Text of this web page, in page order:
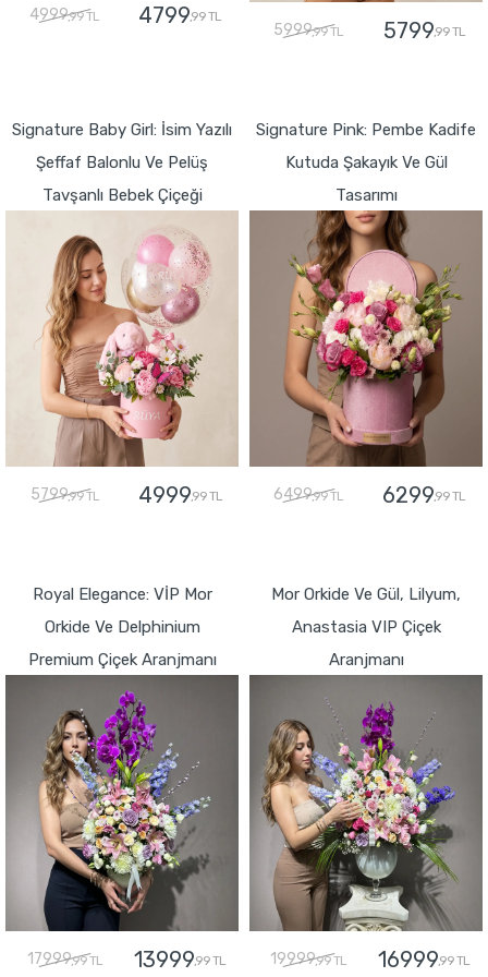
4999,99 TL 4799,99 TL
5999,99 TL 5799,99 TL
Signature Baby Girl: İsim Yazılı
Şeffaf Balonlu Ve Pelüş
Tavşanlı Bebek Çiçeği
5799,99 TL 4999,99 TL
Signature Pink: Pembe Kadife
Kutuda Şakayık Ve Gül
Tasarımı
6499,99 TL 6299,99 TL
Royal Elegance: VİP Mor
Orkide Ve Delphinium
Premium Çiçek Aranjmanı
17999,99 TL 13999,99 TL
Mor Orkide Ve Gül, Lilyum,
Anastasia VIP Çiçek
Aranjmanı
19999,99 TL 16999,99 TL